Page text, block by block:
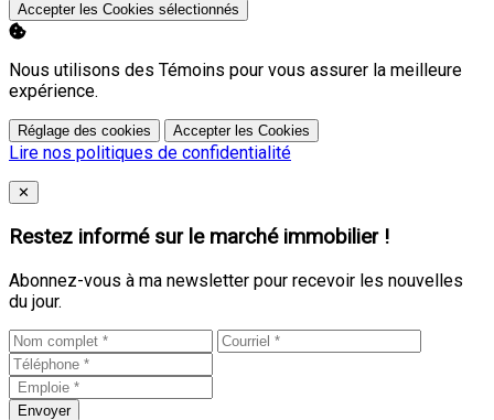
Accepter les Cookies sélectionnés
Nous utilisons des Témoins pour vous assurer la meilleure
expérience.
Réglage des cookies Accepter les Cookies
Lire nos politiques de confidentialité
Close
✕
Restez informé sur le marché immobilier !
Abonnez-vous à ma newsletter pour recevoir les nouvelles
du jour.
Envoyer